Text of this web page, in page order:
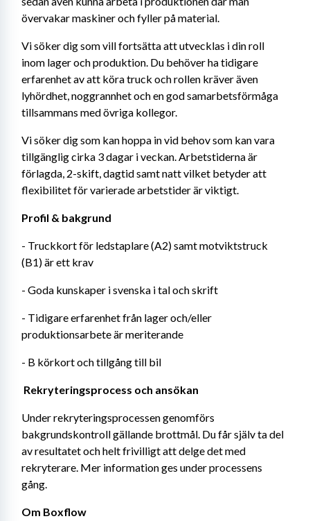
övervakar maskiner och fyller på material.
Vi söker dig som vill fortsätta att utvecklas i din roll
inom lager och produktion. Du behöver ha tidigare
erfarenhet av att köra truck och rollen kräver även
lyhördhet, noggrannhet och en god samarbetsförmåga
tillsammans med övriga kollegor.
Vi söker dig som kan hoppa in vid behov som kan vara
tillgänglig cirka 3 dagar i veckan. Arbetstiderna är
förlagda, 2-skift, dagtid samt natt vilket betyder att
flexibilitet för varierade arbetstider är viktigt.
Profil & bakgrund
- Truckkort för ledstaplare (A2) samt motviktstruck
(B1) är ett krav
- Goda kunskaper i svenska i tal och skrift
- Tidigare erfarenhet från lager och/eller
produktionsarbete är meriterande
- B körkort och tillgång till bil
Rekryteringsprocess och ansökan
Under rekryteringsprocessen genomförs
bakgrundskontroll gällande brottmål. Du får själv ta del
av resultatet och helt frivilligt att delge det med
rekryterare. Mer information ges under processens
gång.
Om Boxflow